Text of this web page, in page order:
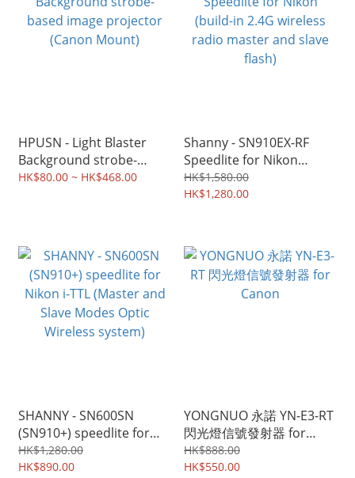
HPUSN - Light Blaster
Background strobe-
based image projector
HK$80.00 ~ HK$468.00
Shanny - SN910EX-RF
Speedlite for Nikon
(build-in 2.4G wireless
radio master and slave
HK$1,580.00
HK$1,280.00
SHANNY - SN600SN
(SN910+) speedlite for
Nikon i-TTL (Master and
Slave Modes Optic
HK$1,280.00
HK$890.00
YONGNUO 永諾 YN-E3-RT
閃光燈信號發射器 for
Canon
HK$888.00
HK$550.00